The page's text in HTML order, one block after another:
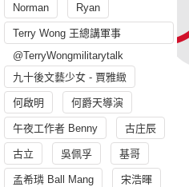
Norman Ryan
Terry Wong 王總講軍事
@TerryWongmilitarytalk
九十後文藝少女 - 賈雅緻
何啟明 何爵天導演
午夜工作者 Benny 古庄辰
古立 吳佩孚 基哥
孟希璘 Ball Mang 宋浩暉